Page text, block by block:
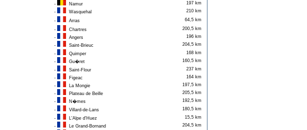
- Namur
197 km
- Wasquehal
210 km
- Arras
64,5 km
- Chartres
200,5 km
- Angers
196 km
- Saint-Brieuc
204,5 km
- Quimper
168 km
- Gu�ret
160,5 km
- Saint-Flour
237 km
- Figeac
164 km
- La Mongie
197,5 km
- Plateau de Beille
205,5 km
- N�mes
192,5 km
- Villard-de-Lans
180,5 km
- L'Alpe d'Huez
15,5 km
- Le Grand-Bornand
204,5 km